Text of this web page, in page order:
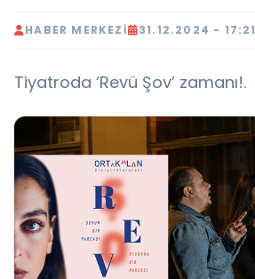
HABER MERKEZI 31.12.2024 - 17:21
Tiyatroda ‘Revü Şov’ zamanı!.